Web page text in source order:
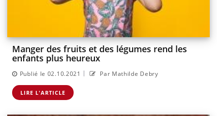
Manger des fruits et des légumes rend les
enfants plus heureux
Publié le 02.10.2021 | Par Mathilde Debry
LIRE L'ARTICLE